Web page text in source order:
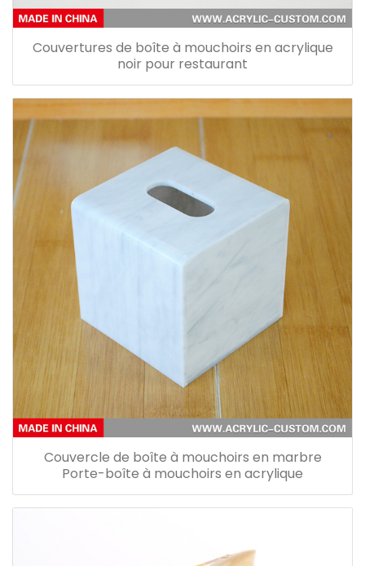
Couvertures de boîte à mouchoirs en acrylique
noir pour restaurant
Couvercle de boîte à mouchoirs en marbre
Porte-boîte à mouchoirs en acrylique